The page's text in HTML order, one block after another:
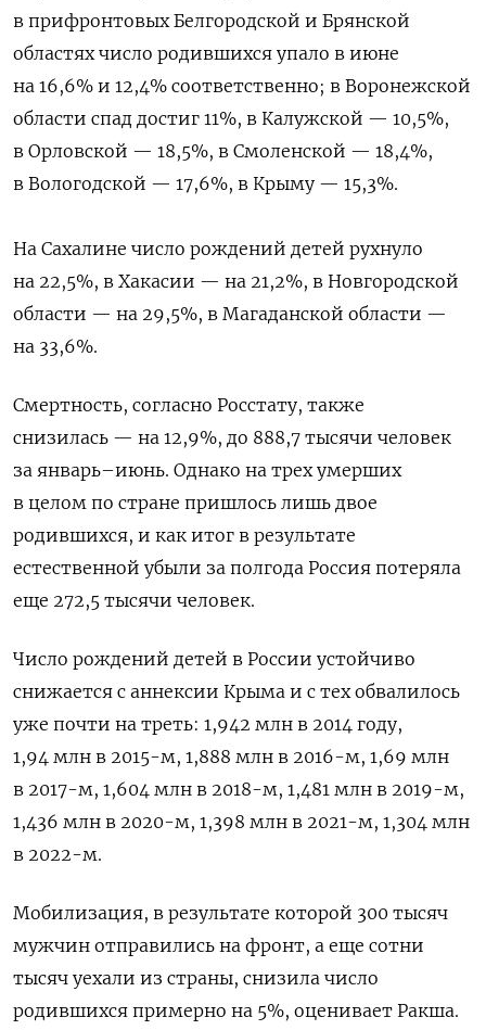
в прифронтовых Белгородской и Брянской
областях число родившихся упало в июне
на 16,6% и 12,4% соответственно; в Воронежской
области спад достиг 11%, в Калужской — 10,5%,
в Орловской — 18,5%, в Смоленской — 18,4%,
в Вологодской — 17,6%, в Крыму — 15,3%.
На Сахалине число рождений детей рухнуло
на 22,5%, в Хакасии — на 21,2%, в Новгородской
области — на 29,5%, в Магаданской области —
на 33,6%.
Смертность, согласно Росстату, также
снизилась — на 12,9%, до 888,7 тысячи человек
за январь–июнь. Однако на трех умерших
в целом по стране пришлось лишь двое
родившихся, и как итог в результате
естественной убыли за полгода Россия потеряла
еще 272,5 тысячи человек.
Число рождений детей в России устойчиво
снижается с аннексии Крыма и с тех обвалилось
уже почти на треть: 1,942 млн в 2014 году,
1,94 млн в 2015-м, 1,888 млн в 2016-м, 1,69 млн
в 2017-м, 1,604 млн в 2018-м, 1,481 млн в 2019-м,
1,436 млн в 2020-м, 1,398 млн в 2021-м, 1,304 млн
в 2022-м.
Мобилизация, в результате которой 300 тысяч
мужчин отправились на фронт, а еще cотни
тысяч уехали из страны, снизила число
родившихся примерно на 5%, оценивает Ракша.